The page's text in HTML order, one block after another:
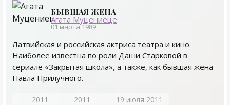
БЫВШАЯ ЖЕНА
Агата Муцениеце
01 марта 1989
Латвийская и российская актриса театра и кино.
Наиболее известна по роли Даши Старковой в
сериале «Закрытая школа», а также, как бывшая жена
Павла Прилучного.
2011 2011
19 июля 2011